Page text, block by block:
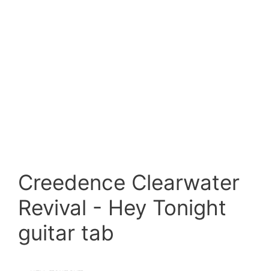
Creedence Clearwater
Revival - Hey Tonight
guitar tab